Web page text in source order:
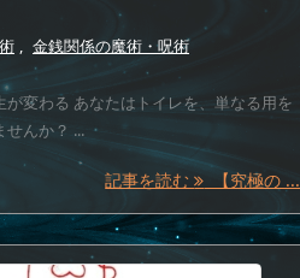
, 金銭関係の魔術・呪術
が変わる あなたはトイレを、単なる用を
せんか？ ...
記事を読む 【究極の ...